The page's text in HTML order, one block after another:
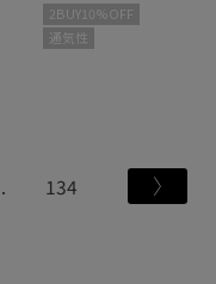
2BUY10%OFF
通気性
134